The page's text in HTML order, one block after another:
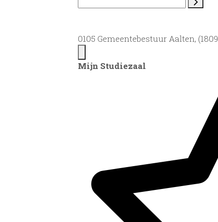
0105 Gemeentebestuur Aalten,
Mijn Studiezaal